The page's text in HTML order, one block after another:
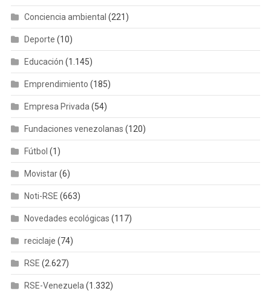
Conciencia ambiental (221)
Deporte (10)
Educación (1.145)
Emprendimiento (185)
Empresa Privada (54)
Fundaciones venezolanas (120)
Fútbol (1)
Movistar(6)
Noti-RSE (663)
Novedades ecológicas (117)
reciclaje (74)
RSE (2.627)
RSE-Venezuela (1.332)